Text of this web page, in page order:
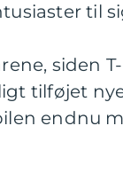
til
siden
tilføjet
endnu